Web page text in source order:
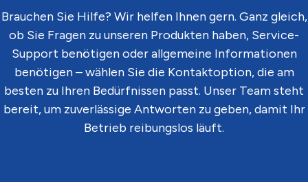
Brauchen Sie Hilfe? Wir helfen Ihnen gern. Ganz gleich,
ob Sie Fragen zu unseren Produkten haben, Service-
Support benötigen oder allgemeine Informationen
benötigen – wählen Sie die Kontaktoption, die am
besten zu Ihren Bedürfnissen passt. Unser Team steht
bereit, um zuverlässige Antworten zu geben, damit Ihr
Betrieb reibungslos läuft.